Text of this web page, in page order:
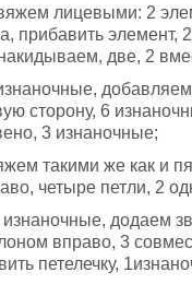
лицевыми: 2
прибавить
две, 2
сторону, 6
3 изнаночные;
такими же как и
четыре петли, 2
додаем
вправо, 3
петелечку,